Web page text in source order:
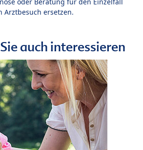
Arztbesuch ersetzen.
auch interessieren